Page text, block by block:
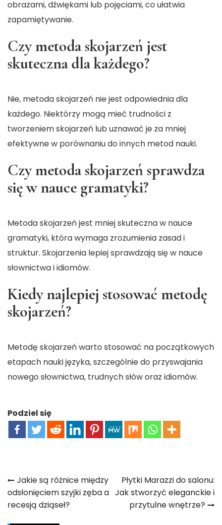
obrazami, dźwiękami lub pojęciami, co ułatwia
zapamiętywanie.
Czy metoda skojarzeń jest
skuteczna dla każdego?
Nie, metoda skojarzeń nie jest odpowiednia dla
każdego. Niektórzy mogą mieć trudności z
tworzeniem skojarzeń lub uznawać je za mniej
efektywne w porównaniu do innych metod nauki.
Czy metoda skojarzeń sprawdza
się w nauce gramatyki?
Metoda skojarzeń jest mniej skuteczna w nauce
gramatyki, która wymaga zrozumienia zasad i
struktur. Skojarzenia lepiej sprawdzają się w nauce
słownictwa i idiomów.
Kiedy najlepiej stosować metodę
skojarzeń?
Metodę skojarzeń warto stosować na początkowych
etapach nauki języka, szczególnie do przyswajania
nowego słownictwa, trudnych słów oraz idiomów.
Podziel się
Nawigacja
wpisu
Jakie są różnice między
odsłonięciem szyjki zęba a
recesją dziąseł?
Płytki Marazzi do salonu:
Jak stworzyć eleganckie i
przytulne wnętrze?